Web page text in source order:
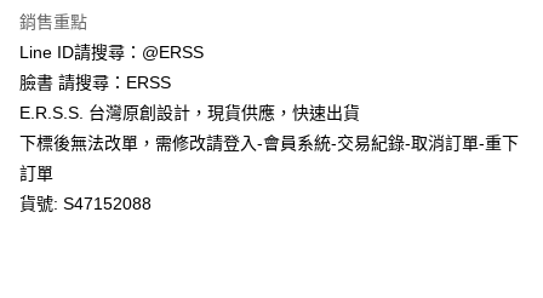
【「AFTEE先享後付」結帳流程】
１．於結帳方式選擇「AFTEE先享後付」後，將跳轉至「AFTEE先享後付」
結帳頁面，進行簡訊認證並確認金額後，即可完成結帳。
２．訂單成立數日內，您將收到繳費通知簡訊。
ATM／網路銀行／等多元方式進行付款，方視為交易完成。
※ 請注意：結帳手續完成當下不需立刻繳費，但若您需要取消訂單，請聯絡
購買商品的店家。未經商家同意取消之訂單仍視為有效，需透過AFTEE先享
後付繳納相關費用。
※ 交易是否成功請以「AFTEE先享後付 」之結帳頁面顯示為準，若有關於
付款後全家取貨
每筆NT$80，滿NT$1,200(含以上)免運費
每筆NT$80，滿NT$1,200(含以上)免運費
付款後萊爾富取貨
銷售重點
Line ID請搜尋：@ERSS
臉書 請搜尋：ERSS
E.R.S.S. 台灣原創設計，現貨供應，快速出貨
下標後無法改單，需修改請登入-會員系統-交易紀錄-取消訂單-重下
訂單
貨號: S47152088